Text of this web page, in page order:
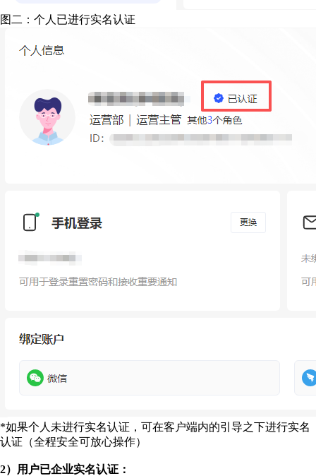
图二：个人已进行实名认证
*如果个人未进行实名认证，可在客户端内的引导之下进行实名
认证（全程安全可放心操作）
2）用户已企业实名认证：